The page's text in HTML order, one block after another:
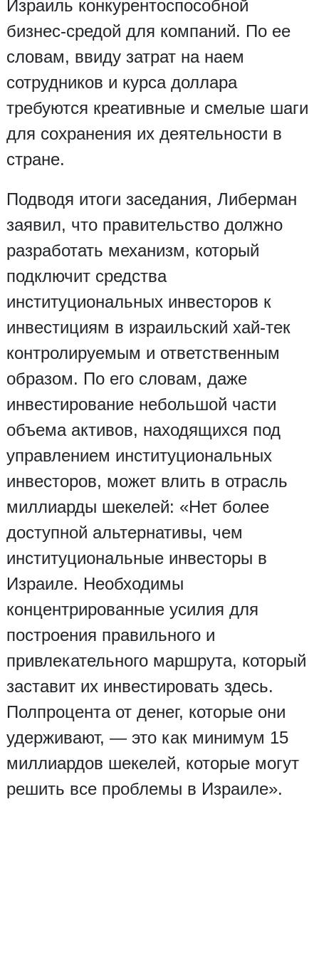
Израиль конкурентоспособной
бизнес-средой для компаний. По ее
словам, ввиду затрат на наем
сотрудников и курса доллара
требуются креативные и смелые шаги
для сохранения их деятельности в
стране.
Подводя итоги заседания, Либерман
заявил, что правительство должно
разработать механизм, который
подключит средства
институциональных инвесторов к
инвестициям в израильский хай-тек
контролируемым и ответственным
образом. По его словам, даже
инвестирование небольшой части
объема активов, находящихся под
управлением институциональных
инвесторов, может влить в отрасль
миллиарды шекелей: «Нет более
доступной альтернативы, чем
институциональные инвесторы в
Израиле. Необходимы
концентрированные усилия для
построения правильного и
привлекательного маршрута, который
заставит их инвестировать здесь.
Полпроцента от денег, которые они
удерживают, — это как минимум 15
миллиардов шекелей, которые могут
решить все проблемы в Израиле».